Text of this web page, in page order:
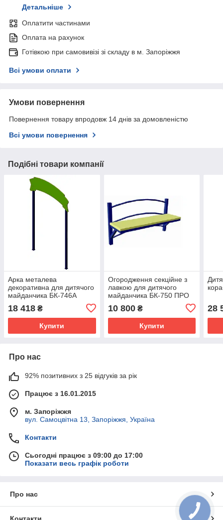
Детальніше
Оплатити частинами
Оплата на рахунок
Готівкою при самовивізі зі складу в м. Запоріжжя
Всі умови оплати
Умови повернення
Повернення товару впродовж 14 днів за домовленістю
Всі умови повернення
Подібні товари компанії
Арка металева
декоративна для дитячого
майданчика БК-746А
18 418 ₴
Купити
Огородження секційне з
лавкою для дитячого
майданчика БК-750 ПРО
10 800₴
Купити
28
Про нас
92% позитивних з 25 відгуків за рік
Працює з 16.01.2015
м. Запоріжжя
вул. Самоцвітна 13, Запоріжжя, Україна
Контакти
Сьогодні працює з 09:00 до 17:00
Показати весь графік роботи
Про нас